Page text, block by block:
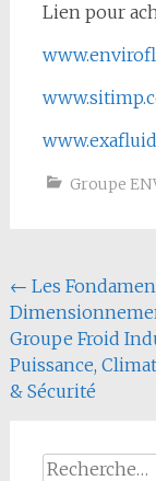
Lien pour
Groupe
Navigation
de
l'article
← Les
Groupe Froid
Puissance,
& Sécurité
Rechercher :